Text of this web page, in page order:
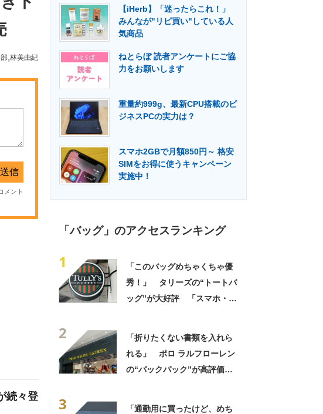
製造業のIT導入・活用を支援
エネルギーの専門メディア 建設×テクノロジーの最前線
,林美由紀
続々登
【iHerb】「迷ったらこれ！」
みんなが"リピ買い"している人
気商品
ねとらぼ 読者アンケートにご協
力をお願いします
重量約999g、最新CPU搭載のビ
ジネスPCの実力は？
スマホ2GBで月額850円～ 格安
SIMをお得に使うキャンペーン
実施中！
「バッグ」のアクセスランキング
1
「このバッグめちゃくちゃ優
秀！」 タリーズの“トートバ
ッグ”が大好評 「スマホ・財
2
「折りたくない書類を入れら
れる」 ポロ ラルフローレン
の“バックパック”が高評価
3
「通勤用に買ったけど、めち